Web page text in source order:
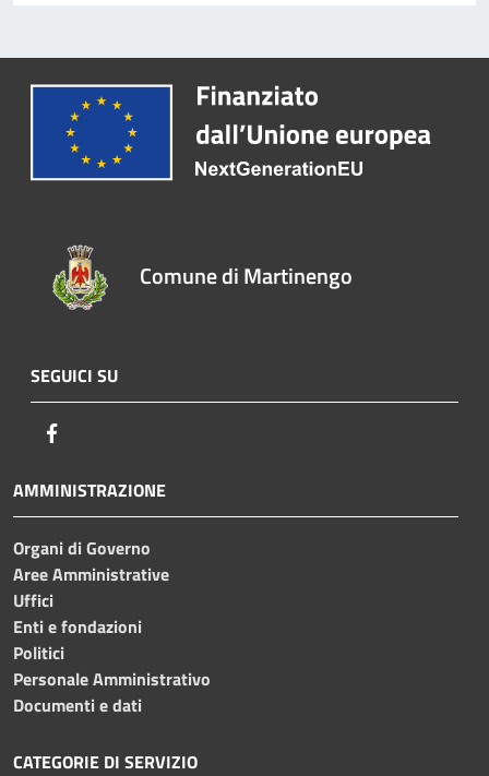
Comune di Martinengo
SEGUICI SU
AMMINISTRAZIONE
Organi di Governo
Aree Amministrative
Uffici
Enti e fondazioni
Politici
Personale Amministrativo
Documenti e dati
CATEGORIE DI SERVIZIO